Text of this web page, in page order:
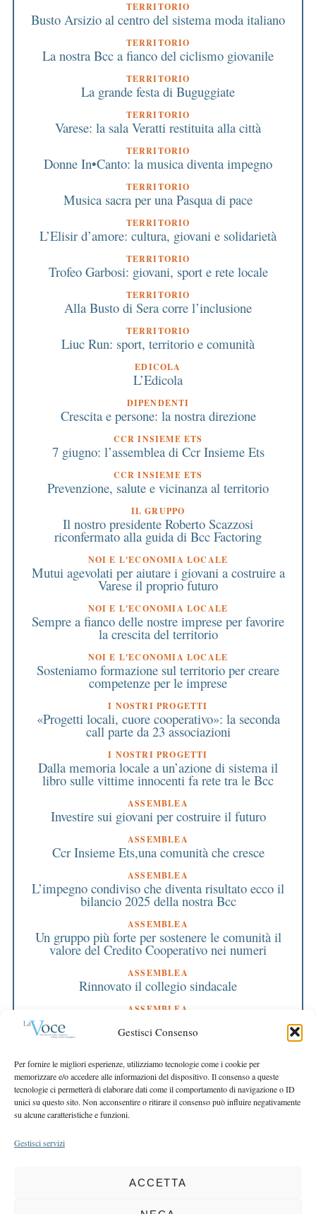
Gestisci Consenso
Per fornire le migliori esperienze, utilizziamo tecnologie come i cookie per
memorizzare e/o accedere alle informazioni del dispositivo. Il consenso a queste
tecnologie ci permetterà di elaborare dati come il comportamento di navigazione o ID
unici su questo sito. Non acconsentire o ritirare il consenso può influire negativamente
su alcune caratteristiche e funzioni.
Gestisci servizi
ACCETTA
TERRITORIO
Busto Arsizio al centro del sistema moda italiano
TERRITORIO
La nostra Bcc a fianco del ciclismo giovanile
TERRITORIO
La grande festa di Buguggiate
TERRITORIO
Varese: la sala Veratti restituita alla città
TERRITORIO
Donne In•Canto: la musica diventa impegno
TERRITORIO
Musica sacra per una Pasqua di pace
TERRITORIO
L’Elisir d’amore: cultura, giovani e solidarietà
TERRITORIO
Trofeo Garbosi: giovani, sport e rete locale
TERRITORIO
Alla Busto di Sera corre l’inclusione
TERRITORIO
Liuc Run: sport, territorio e comunità
EDICOLA
L’Edicola
DIPENDENTI
Crescita e persone: la nostra direzione
CCR INSIEME ETS
7 giugno: l’assemblea di Ccr Insieme Ets
CCR INSIEME ETS
Prevenzione, salute e vicinanza al territorio
IL GRUPPO
Il nostro presidente Roberto Scazzosi
riconfermato alla guida di Bcc Factoring
NOI E L'ECONOMIA LOCALE
Mutui agevolati per aiutare i giovani a costruire a
Varese il proprio futuro
NOI E L'ECONOMIA LOCALE
Sempre a fianco delle nostre imprese per favorire
la crescita del territorio
NOI E L'ECONOMIA LOCALE
Sosteniamo formazione sul territorio per creare
competenze per le imprese
I NOSTRI PROGETTI
«Progetti locali, cuore cooperativo»: la seconda
call parte da 23 associazioni
I NOSTRI PROGETTI
Dalla memoria locale a un’azione di sistema il
libro sulle vittime innocenti fa rete tra le Bcc
ASSEMBLEA
Investire sui giovani per costruire il futuro
ASSEMBLEA
Ccr Insieme Ets,una comunità che cresce
ASSEMBLEA
L’impegno condiviso che diventa risultato ecco il
bilancio 2025 della nostra Bcc
ASSEMBLEA
Un gruppo più forte per sostenere le comunità il
valore del Credito Cooperativo nei numeri
ASSEMBLEA
Rinnovato il collegio sindacale
ASSEMBLEA
Bilancio approvato all’unanimità e 2 milioni
destinati al territorio
EDITORIALE DIRETTORE
Crescere restando riconoscibili
EDITORIALE PRESIDENTE
Costruire futuro insieme
COPYRIGHT 2025 LA VOCE |PRIVACY